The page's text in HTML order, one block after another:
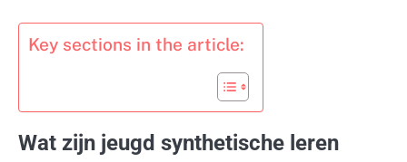
Key sections in the article:
Wat zijn jeugd synthetische leren